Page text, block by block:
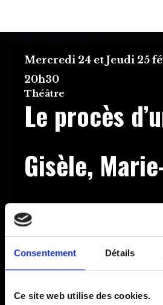
Consentement Détails
Ce site web utilise des cookies.
Mercredi 24 et Jeudi 25
20h30
Théâtre
Le procès
Gisèle,
Michèle…et